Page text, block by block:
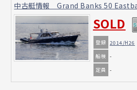
中古艇情報 Grand Banks 50
SOLD
登録 2014/H26
船検 -
定員 -